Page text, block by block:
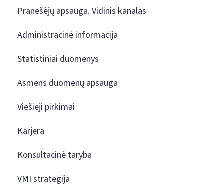
Pranešėjų apsauga. Vidinis kanalas
Administracinė informacija
Statistiniai duomenys
Asmens duomenų apsauga
Viešieji pirkimai
Karjera
Konsultacinė taryba
VMI strategija